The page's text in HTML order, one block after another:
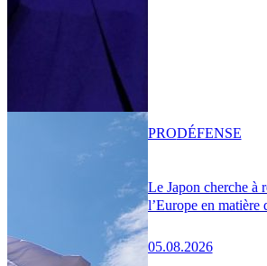
Le Japon cherche à
l’Europe en matière
05.08.2026
PRODÉFENSE